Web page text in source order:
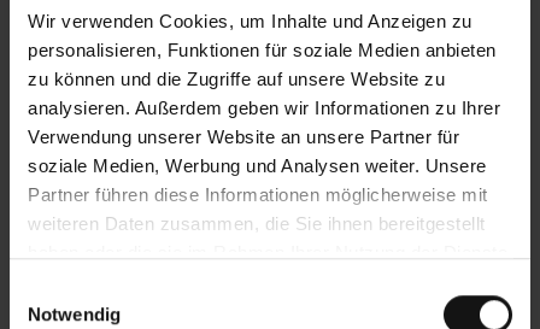
Wir verwenden Cookies, um Inhalte und Anzeigen zu
personalisieren, Funktionen für soziale Medien anbieten
zu können und die Zugriffe auf unsere Website zu
analysieren. Außerdem geben wir Informationen zu Ihrer
Verwendung unserer Website an unsere Partner für
soziale Medien, Werbung und Analysen weiter. Unsere
Partner führen diese Informationen möglicherweise mit
weiteren Daten zusammen, die Sie ihnen bereitgestellt
Notwendig